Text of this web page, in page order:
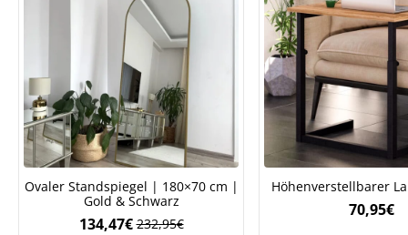
Ovaler Standspiegel | 180×70 cm |
Gold & Schwarz
232,95€
134,47€
Höhenverstellbarer
70,95€